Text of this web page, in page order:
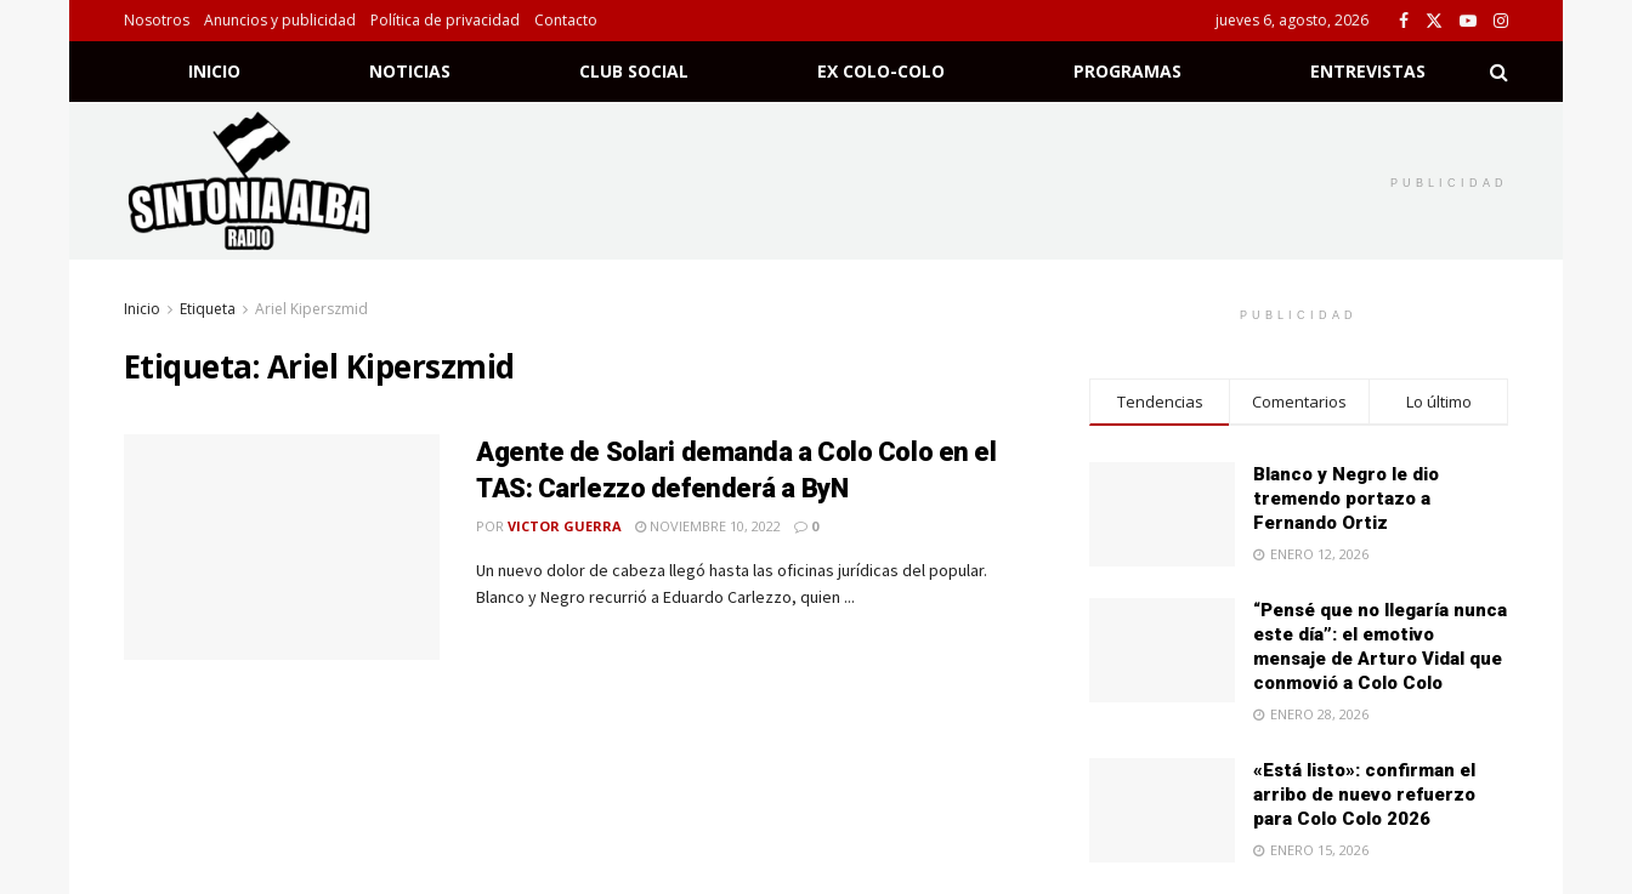
Nosotros Anuncios y publicidad Política de privacidad Contacto jueves 6, agosto, 2026
INICIO NOTICIAS CLUB SOCIAL EX COLO-COLO PROGRAMAS ENTREVISTAS
PUBLICIDAD
Inicio Etiqueta Ariel Kiperszmid
Etiqueta:Ariel Kiperszmid
Agente de Solari demanda a Colo Colo en el
TAS: Carlezzo defenderá a ByN
POR VICTOR GUERRA NOVIEMBRE 10, 2022 0
Un nuevo dolor de cabeza llegó hasta las oficinas jurídicas del popular.
Blanco y Negro recurrió a Eduardo Carlezzo, quien ...
PUBLICIDAD
Tendencias Comentarios Lo último
Blanco y Negro le dio
tremendo portazo a
Fernando Ortiz
ENERO 12, 2026
“Pensé que no llegaría nunca
este día”: el emotivo
mensaje de Arturo Vidal que
conmovió a Colo Colo
ENERO 28, 2026
«Está listo»: confirman el
arribo de nuevo refuerzo
para Colo Colo 2026
ENERO 15, 2026